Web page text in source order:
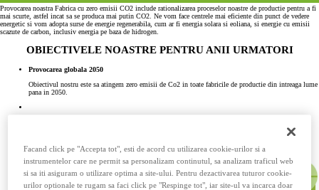
Provocarea noastra Fabrica cu zero emisii CO2 include rationalizarea proceselor noastre de productie pentru a fi
mai scurte, astfel incat sa se produca mai putin CO2. Ne vom face centrele mai eficiente din punct de vedere
energetic si vom adopta surse de energie regenerabila, cum ar fi energia solara si eoliana, si energie cu emisii
scazute de carbon, inclusiv energia pe baza de hidrogen.
OBIECTIVELE NOASTRE PENTRU ANII URMATORI
Provocarea globala 2050
Obiectivul nostru este sa atingem zero emisii de Co2 in toate fabricile de productie din intreaga lume
pana in 2050.
Facand click pe "Accepta tot", esti de acord cu utilizarea cookie-urilor si a
instrumentelor care ne permit sa personalizam continutul, sa analizam traficul web
si sa iti asiguram o utilizare optima a site-ului. Pentru dezactivarea tuturor cookie-
urilor optionale te rugam sa faci click pe "Respinge tot", iar site-ul va incarca doar